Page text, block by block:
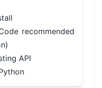
recommended
API